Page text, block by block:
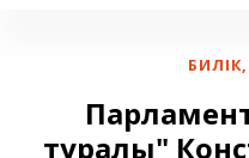
БИЛІК,
туралы"